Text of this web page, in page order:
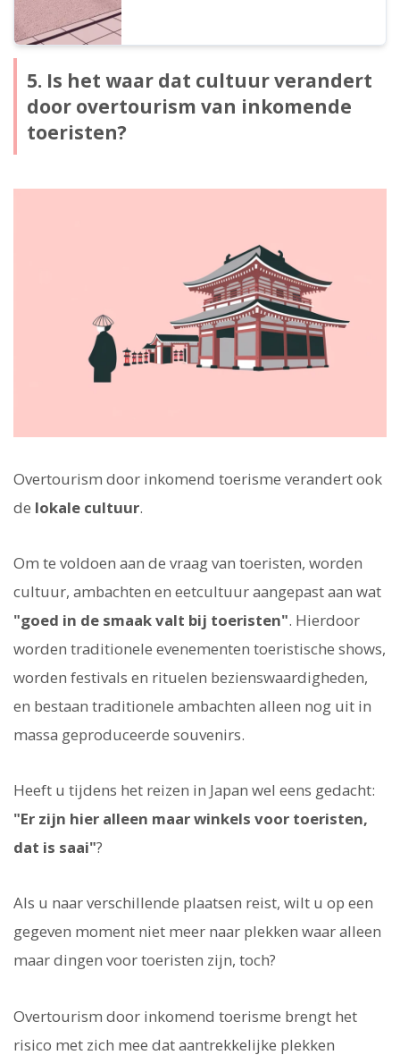
5. Is het waar dat cultuur verandert
door overtourism van inkomende
toeristen?
Overtourism door inkomend toerisme verandert ook
de lokale cultuur.
Om te voldoen aan de vraag van toeristen, worden
cultuur, ambachten en eetcultuur aangepast aan wat
"goed in de smaak valt bij toeristen". Hierdoor
worden traditionele evenementen toeristische shows,
worden festivals en rituelen bezienswaardigheden,
en bestaan traditionele ambachten alleen nog uit in
massa geproduceerde souvenirs.
Heeft u tijdens het reizen in Japan wel eens gedacht:
"Er zijn hier alleen maar winkels voor toeristen,
dat is saai"?
Als u naar verschillende plaatsen reist, wilt u op een
gegeven moment niet meer naar plekken waar alleen
maar dingen voor toeristen zijn, toch?
Overtourism door inkomend toerisme brengt het
risico met zich mee dat aantrekkelijke plekken